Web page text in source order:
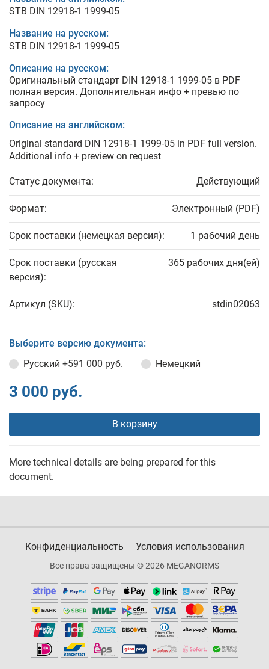
STB DIN 12918-1 1999-05
Название на русском:
STB DIN 12918-1 1999-05
Описание на русском:
Оригинальный стандарт DIN 12918-1 1999-05 в PDF
полная версия. Дополнительная инфо + превью по
запросу
Описание на английском:
Original standard DIN 12918-1 1999-05 in PDF full version.
Additional info + preview on request
Статус документа: Действующий
Формат: Электронный (PDF)
Срок поставки (немецкая версия): 1 рабочий день
Срок поставки (русская
версия):
365 рабочих дня(ей)
Артикул (SKU): stdin02063
Выберите версию документа:
Русский +591 000 руб. Немецкий
3 000 руб.
В корзину
More technical details are being prepared for this
document.
Конфиденциальность Условия использования
Все права защищены © 2026 MEGANORMS